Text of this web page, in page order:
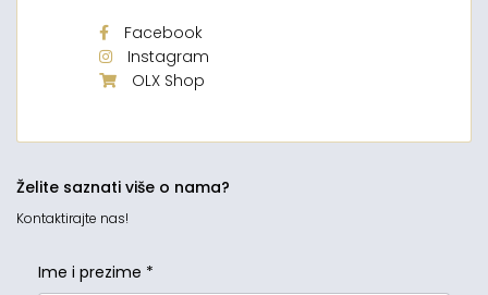
Facebook
Instagram
OLX Shop
Želite saznati više o nama?
Kontaktirajte nas!
Ime i prezime *